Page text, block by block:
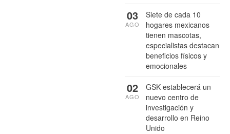
Siete de cada 10
hogares mexicanos
tienen mascotas,
especialistas destacan
beneficios físicos y
emocionales
03
AGO
GSK establecerá un
nuevo centro de
investigación y
desarrollo en Reino
Unido
02
AGO